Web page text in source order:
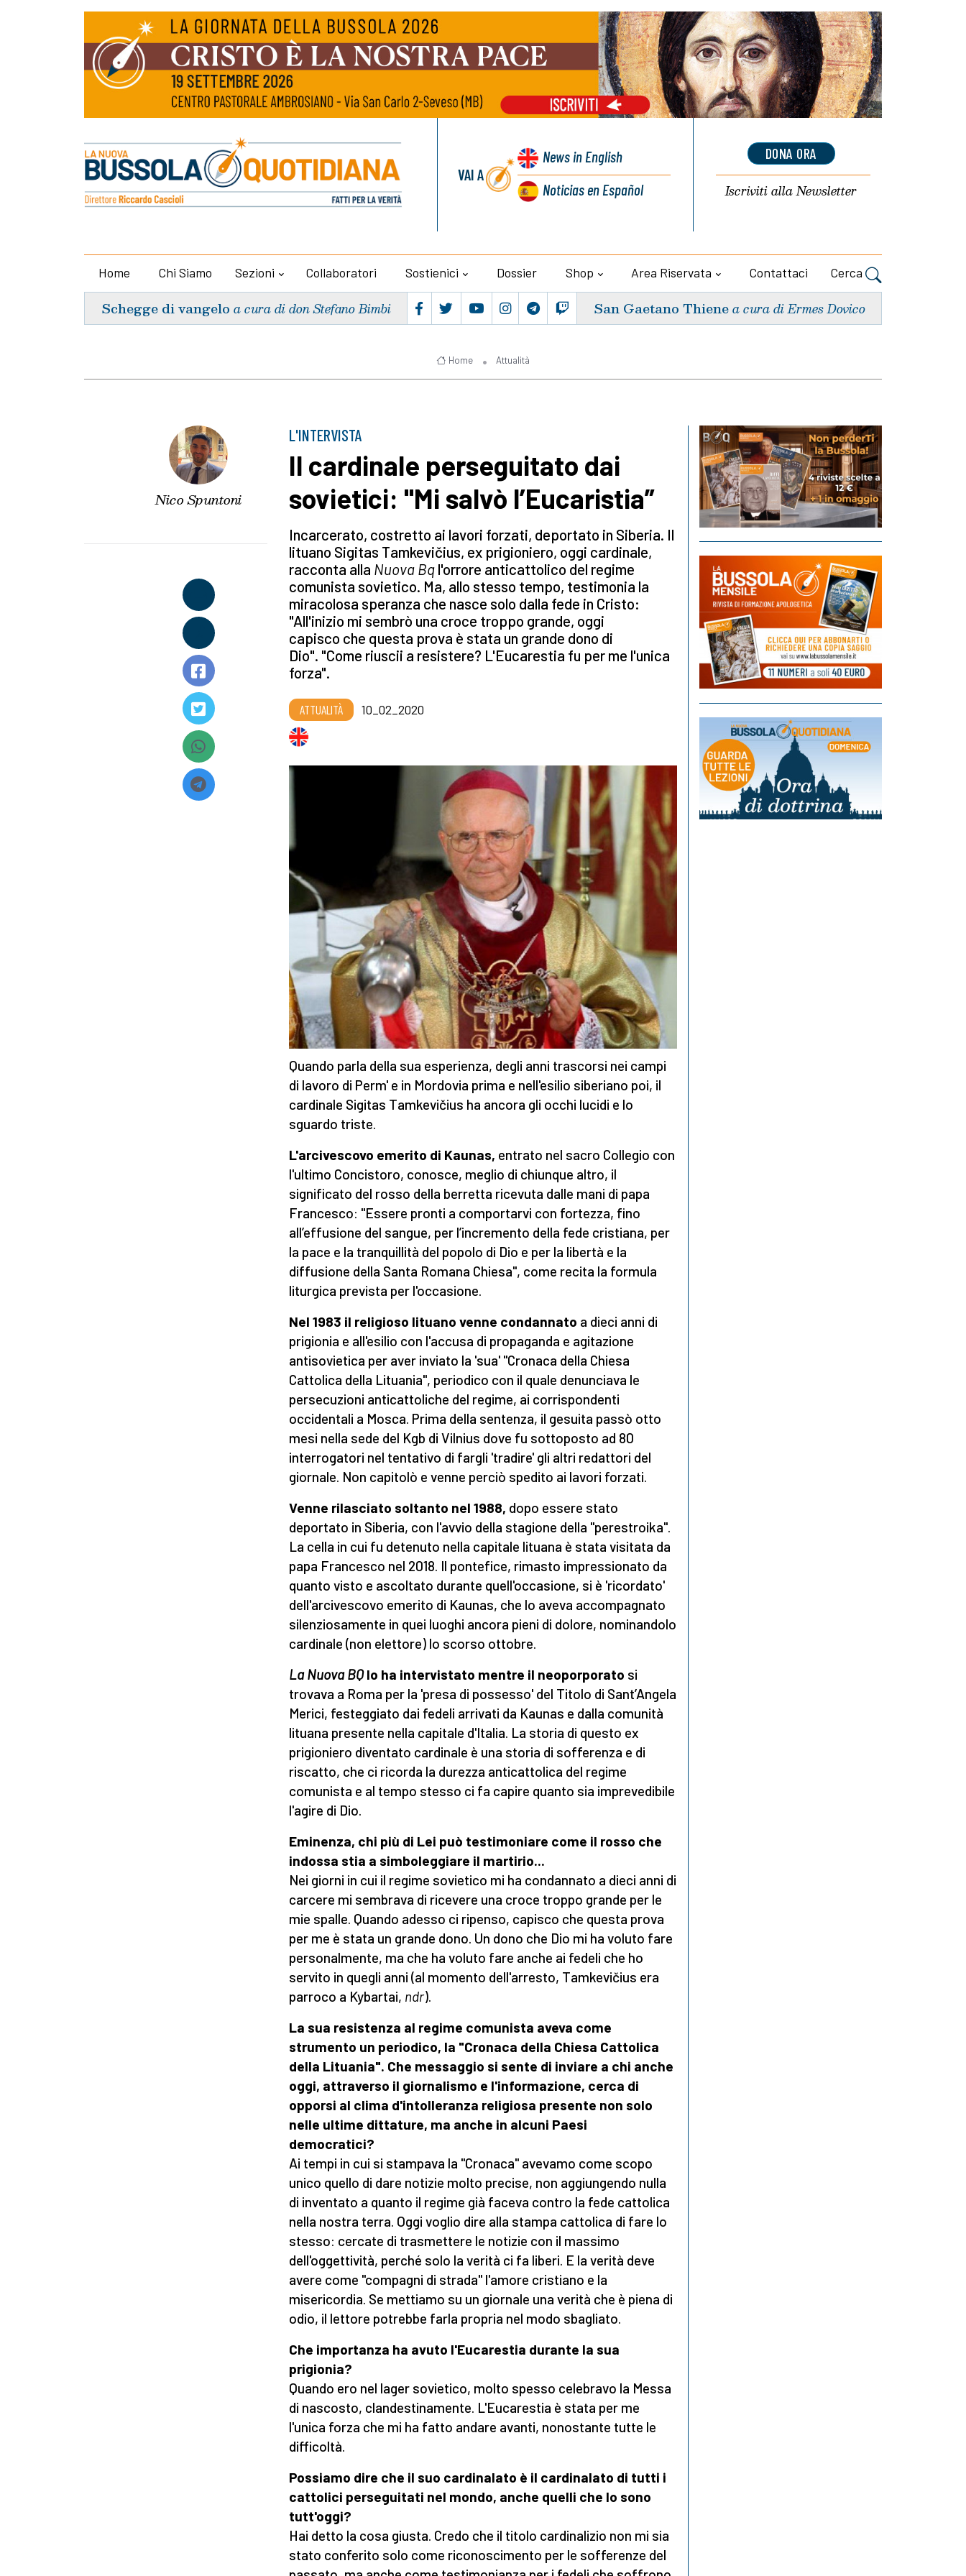
VAI A
Newsin English
Noticiasen Español
DONA ORA
Iscriviti allaNewsletter
Home Chi Siamo Sezioni Collaboratori Sostienici Dossier Shop Area Riservata Contattaci Cerca
Schegge di vangelo a cura di don Stefano Bimbi San Gaetano Thiene a cura di Ermes Dovico
Home Attualità
Nico Spuntoni
L'INTERVISTA
Il cardinale perseguitato dai
sovietici: "Mi salvò l’Eucaristia”
Incarcerato, costretto ai lavori forzati, deportato in Siberia. Il
lituano Sigitas Tamkevičius, ex prigioniero, oggi cardinale,
racconta alla Nuova Bq l'orrore anticattolico del regime
comunista sovietico. Ma, allo stesso tempo, testimonia la
miracolosa speranza che nasce solo dalla fede in Cristo:
"All'inizio mi sembrò una croce troppo grande, oggi
capisco che questa prova è stata un grande dono di
Dio". "Come riuscii a resistere? L'Eucarestia fu per me l'unica
forza".
ATTUALITÀ 10_02_2020
Quando parla della sua esperienza, degli anni trascorsi nei campi
di lavoro di Perm' e in Mordovia prima e nell'esilio siberiano poi, il
cardinale Sigitas Tamkevičius ha ancora gli occhi lucidi e lo
sguardo triste.
L'arcivescovo emerito di Kaunas, entrato nel sacro Collegio con
l'ultimo Concistoro, conosce, meglio di chiunque altro, il
significato del rosso della berretta ricevuta dalle mani di papa
Francesco: "Essere pronti a comportarvi con fortezza, fino
all’effusione del sangue, per l’incremento della fede cristiana, per
la pace e la tranquillità del popolo di Dio e per la libertà e la
diffusione della Santa Romana Chiesa", come recita la formula
liturgica prevista per l'occasione.
Nel 1983 il religioso lituano venne condannato a dieci anni di
prigionia e all'esilio con l'accusa di propaganda e agitazione
antisovietica per aver inviato la 'sua' "Cronaca della Chiesa
Cattolica della Lituania", periodico con il quale denunciava le
persecuzioni anticattoliche del regime, ai corrispondenti
occidentali a Mosca. Prima della sentenza, il gesuita passò otto
mesi nella sede del Kgb di Vilnius dove fu sottoposto ad 80
interrogatori nel tentativo di fargli 'tradire' gli altri redattori del
giornale. Non capitolò e venne perciò spedito ai lavori forzati.
Venne rilasciato soltanto nel 1988, dopo essere stato
deportato in Siberia, con l'avvio della stagione della "perestroika".
La cella in cui fu detenuto nella capitale lituana è stata visitata da
papa Francesco nel 2018. Il pontefice, rimasto impressionato da
quanto visto e ascoltato durante quell'occasione, si è 'ricordato'
dell'arcivescovo emerito di Kaunas, che lo aveva accompagnato
silenziosamente in quei luoghi ancora pieni di dolore, nominandolo
cardinale (non elettore) lo scorso ottobre.
La Nuova BQlo ha intervistato mentre il neoporporato si
trovava a Roma per la 'presa di possesso' del Titolo di Sant’Angela
Merici, festeggiato dai fedeli arrivati da Kaunas e dalla comunità
lituana presente nella capitale d'Italia. La storia di questo ex
prigioniero diventato cardinale è una storia di sofferenza e di
riscatto, che ci ricorda la durezza anticattolica del regime
comunista e al tempo stesso ci fa capire quanto sia imprevedibile
l'agire di Dio.
Eminenza, chi più di Lei può testimoniare come il rosso che
indossa stia a simboleggiare il martirio...
Nei giorni in cui il regime sovietico mi ha condannato a dieci anni di
carcere mi sembrava di ricevere una croce troppo grande per le
mie spalle. Quando adesso ci ripenso, capisco che questa prova
per me è stata un grande dono. Un dono che Dio mi ha voluto fare
personalmente, ma che ha voluto fare anche ai fedeli che ho
servito in quegli anni (al momento dell'arresto, Tamkevičius era
parroco a Kybartai, ndr).
La sua resistenza al regime comunista aveva come
strumento un periodico, la "Cronaca della Chiesa Cattolica
della Lituania". Che messaggio si sente di inviare a chi anche
oggi, attraverso il giornalismo e l'informazione, cerca di
opporsi al clima d'intolleranza religiosa presente non solo
nelle ultime dittature, ma anche in alcuni Paesi
democratici?
Ai tempi in cui si stampava la "Cronaca" avevamo come scopo
unico quello di dare notizie molto precise, non aggiungendo nulla
di inventato a quanto il regime già faceva contro la fede cattolica
nella nostra terra. Oggi voglio dire alla stampa cattolica di fare lo
stesso: cercate di trasmettere le notizie con il massimo
dell'oggettività, perché solo la verità ci fa liberi. E la verità deve
avere come "compagni di strada" l'amore cristiano e la
misericordia. Se mettiamo su un giornale una verità che è piena di
odio, il lettore potrebbe farla propria nel modo sbagliato.
Che importanza ha avuto l'Eucarestia durante la sua
prigionia?
Quando ero nel lager sovietico, molto spesso celebravo la Messa
di nascosto, clandestinamente. L'Eucarestia è stata per me
l'unica forza che mi ha fatto andare avanti, nonostante tutte le
difficoltà.
Possiamo dire che il suo cardinalato è il cardinalato di tutti i
cattolici perseguitati nel mondo, anche quelli che lo sono
tutt'oggi?
Hai detto la cosa giusta. Credo che il titolo cardinalizio non mi sia
stato conferito solo come riconoscimento per le sofferenze del